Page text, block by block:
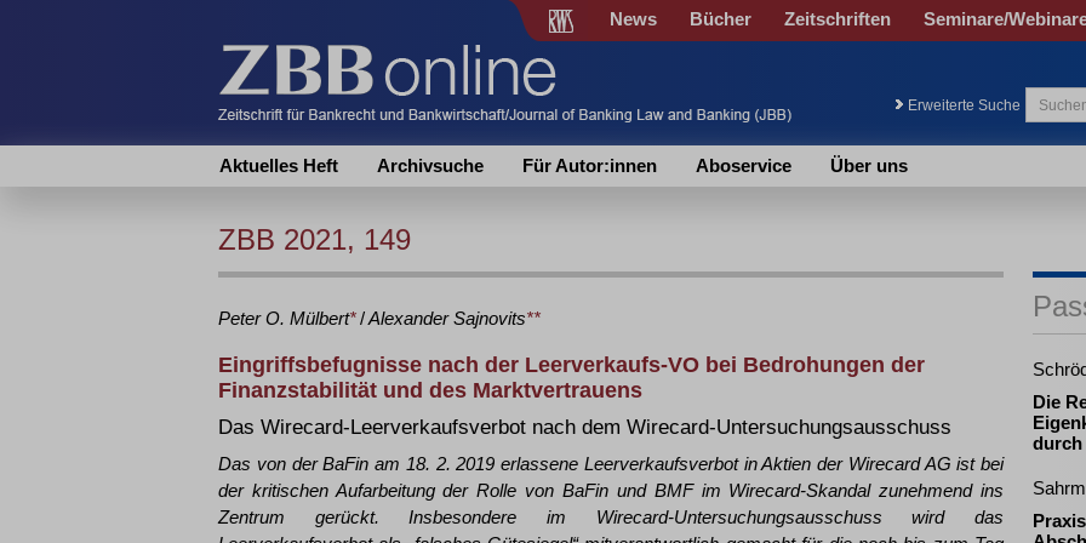
News Bücher Zeitschriften Seminare/
Erweiterte Suche
Aktuelles Heft Archivsuche Für Autor:innen Aboservice Über uns
ZBB 2021, 149
Peter O. Mülbert*/Alexander Sajnovits**
Eingriffsbefugnisse nach der Leerverkaufs-VO bei Bedrohungen der
Finanzstabilität und des Marktvertrauens
Das Wirecard-Leerverkaufsverbot nach dem Wirecard-Untersuchungsausschuss
Das von der BaFin am 18. 2. 2019 erlassene Leerverkaufsverbot in Aktien der Wirecard AG ist bei
der kritischen Aufarbeitung der Rolle von BaFin und BMF im Wirecard-Skandal zunehmend ins
Zentrum gerückt. Insbesondere im Wirecard-Untersuchungsausschuss wird das
Die
durch